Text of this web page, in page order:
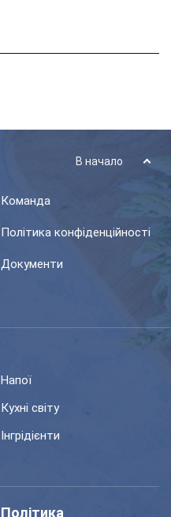
В начало
Команда
Політика конфіденційності
Документи
Напої
Кухні світу
Інгрідієнти
Політика